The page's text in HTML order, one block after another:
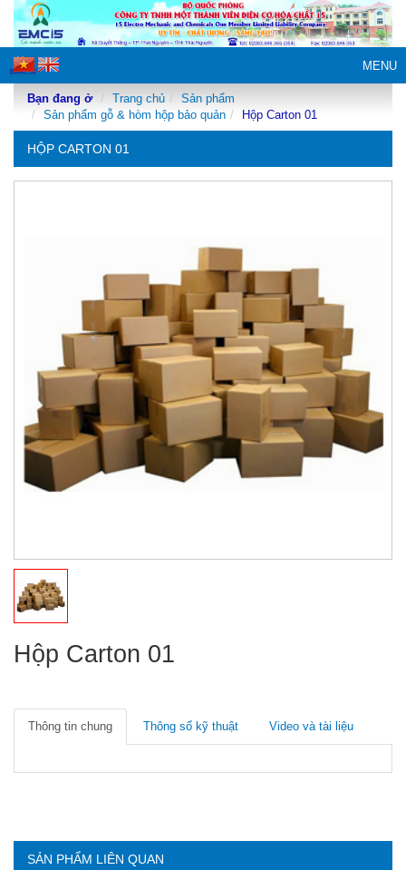
MENU
Bạn đang ở Trang chủ
Sản phẩm
Sản phẩm gỗ & hòm hộp bảo quản
Hộp Carton 01
HỘP CARTON 01
Hộp Carton 01
Thông tin chung Thông số kỹ thuật Video và tài liệu
SẢN PHẨM LIÊN QUAN